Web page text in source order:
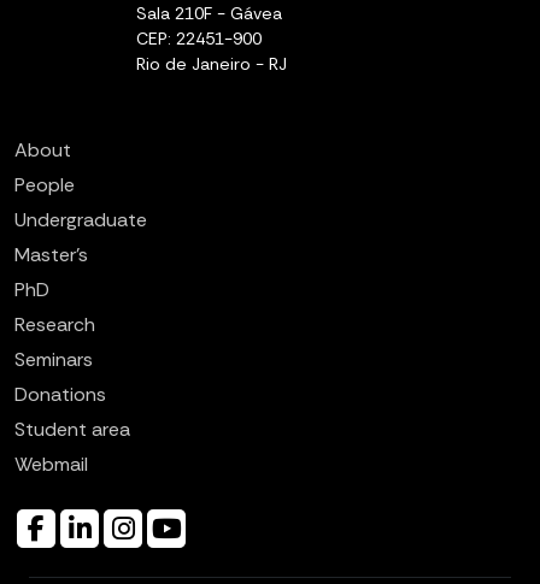
Sala 210F - Gávea
CEP: 22451-900
Rio de Janeiro - RJ
About
People
Undergraduate
Master’s
PhD
Research
Seminars
Donations
Student area
Webmail